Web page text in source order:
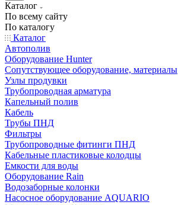
Каталог
По всему сайту
По каталогу
Каталог
Автополив
Оборудование Hunter
Сопутствующее оборудование, материалы
Узлы продувки
Трубопроводная арматура
Капельный полив
Кабель
Трубы ПНД
Фильтры
Трубопроводные фитинги ПНД
Кабельные пластиковые колодцы
Емкости для воды
Оборудование Rain
Водозаборные колонки
Насосное оборудование AQUARIO